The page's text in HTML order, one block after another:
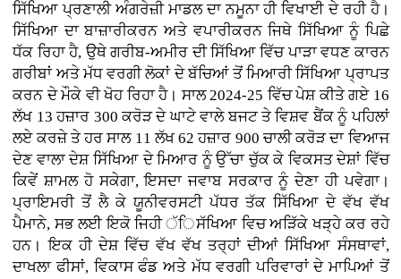
ਸਿੱਖਿਆ ਪ੍ਰਣਾਲੀ ਅੰਗਰੇਜ਼ੀ ਮਾਡਲ ਦਾ ਨਮੂਨਾ ਹੀ ਵਿਖਾਈ ਦੇ ਰਹੀ ਹੈ।
ਸਿੱਖਿਆ ਦਾ ਬਾਜ਼ਾਰੀਕਰਨ ਅਤੇ ਵਪਾਰੀਕਰਨ ਜਿਥੇ ਸਿੱਖਿਆ ਨੂੰ ਪਿਛੇ
ਧੱਕ ਰਿਹਾ ਹੈ, ਉਥੇ ਗਰੀਬ-ਅਮੀਰ ਦੀ ਸਿੱਖਿਆ ਵਿੱਚ ਪਾੜਾ ਵਧਣ ਕਾਰਨ
ਗਰੀਬਾਂ ਅਤੇ ਮੱਧ ਵਰਗੀ ਲੋਕਾਂ ਦੇ ਬੱਚਿਆਂ ਤੋਂ ਮਿਆਰੀ ਸਿੱਖਿਆ ਪ੍ਰਾਪਤ
ਕਰਨ ਦੇ ਮੌਕੇ ਵੀ ਖੋਹ ਰਿਹਾ ਹੈ। ਸਾਲ 2024-25 ਵਿੱਚ ਪੇਸ਼ ਕੀਤੇ ਗਏ 16
ਲੱਖ 13 ਹਜ਼ਾਰ 300 ਕਰੋੜ ਦੇ ਘਾਟੇ ਵਾਲੇ ਬਜਟ ਤੇ ਵਿਸ਼ਵ ਬੈਂਕ ਨੂੰ ਪਹਿਲਾਂ
ਲਏ ਕਰਜ਼ੇ ਤੇ ਹਰ ਸਾਲ 11 ਲੱਖ 62 ਹਜ਼ਾਰ 900 ਚਾਲੀ ਕਰੋੜ ਦਾ ਵਿਆਜ
ਦੇਣ ਵਾਲਾ ਦੇਸ਼ ਸਿੱਖਿਆ ਦੇ ਮਿਆਰ ਨੂੰ ਉੱਚਾ ਚੁੱਕ ਕੇ ਵਿਕਸਤ ਦੇਸ਼ਾਂ ਵਿੱਚ
ਕਿਵੇਂ ਸ਼ਾਮਲ ਹੋ ਸਕੇਗਾ, ਇਸਦਾ ਜਵਾਬ ਸਰਕਾਰ ਨੂੰ ਦੇਣਾ ਹੀ ਪਵੇਗਾ।
ਪ੍ਰਾਇਮਰੀ ਤੋਂ ਲੈ ਕੇ ਯੂਨੀਵਰਸਟੀ ਪੱਧਰ ਤੱਕ ਸਿੱਖਿਆ ਦੇ ਵੱਖ ਵੱਖ
ਪੈਮਾਨੇ, ਸਭ ਲਈ ਇਕੋ ਜਿਹੀ ੱਿਸੱਖਿਆ ਵਿਚ ਅੜਿੱਕੇ ਖੜ੍ਹੇ ਕਰ ਰਹੇ
ਹਨ। ਇਕ ਹੀ ਦੇਸ਼ ਵਿੱਚ ਵੱਖ ਵੱਖ ਤਰ੍ਹਾਂ ਦੀਆਂ ਸਿੱਖਿਆ ਸੰਸਥਾਵਾਂ,
ਦਾਖਲਾ ਫੀਸਾਂ, ਵਿਕਾਸ ਫੰਡ ਅਤੇ ਮੱਧ ਵਰਗੀ ਪਰਿਵਾਰਾਂ ਦੇ ਮਾਪਿਆਂ ਤੋਂ